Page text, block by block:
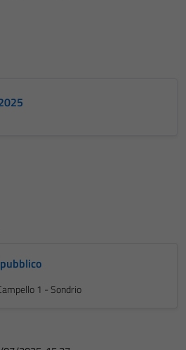
1 - Sondrio